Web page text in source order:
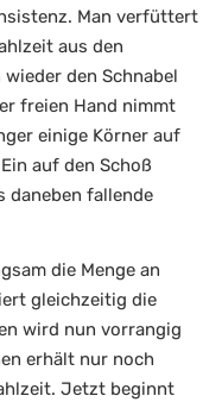
Man verfüttert
aus den
den Schnabel
freien Hand nimmt
einige Körner auf
auf den Schoß
daneben fallende
die Menge an
gleichzeitig die
wird nun vorrangig
erhält nur noch
Jetzt beginnt